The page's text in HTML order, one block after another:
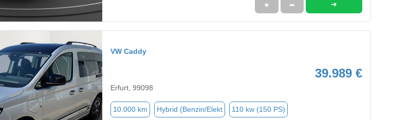
★ ➦ ➜
VW Caddy
39.989 €
Erfurt, 99098
10.000 km Hybrid (Benzin/Elekt 110 kw (150 PS)